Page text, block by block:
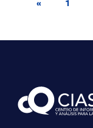
« 1